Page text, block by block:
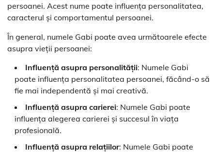
persoanei. Acest nume poate influența personalitatea,
caracterul și comportamentul persoanei.
În general, numele Gabi poate avea următoarele efecte
asupra vieții persoanei:
Influență asupra personalității: Numele Gabi
poate influența personalitatea persoanei, făcând-o să
fie mai independentă și mai creativă.
Influență asupra carierei: Numele Gabi poate
influența alegerea carierei și succesul în viața
profesională.
Influență asupra relațiilor: Numele Gabi poate